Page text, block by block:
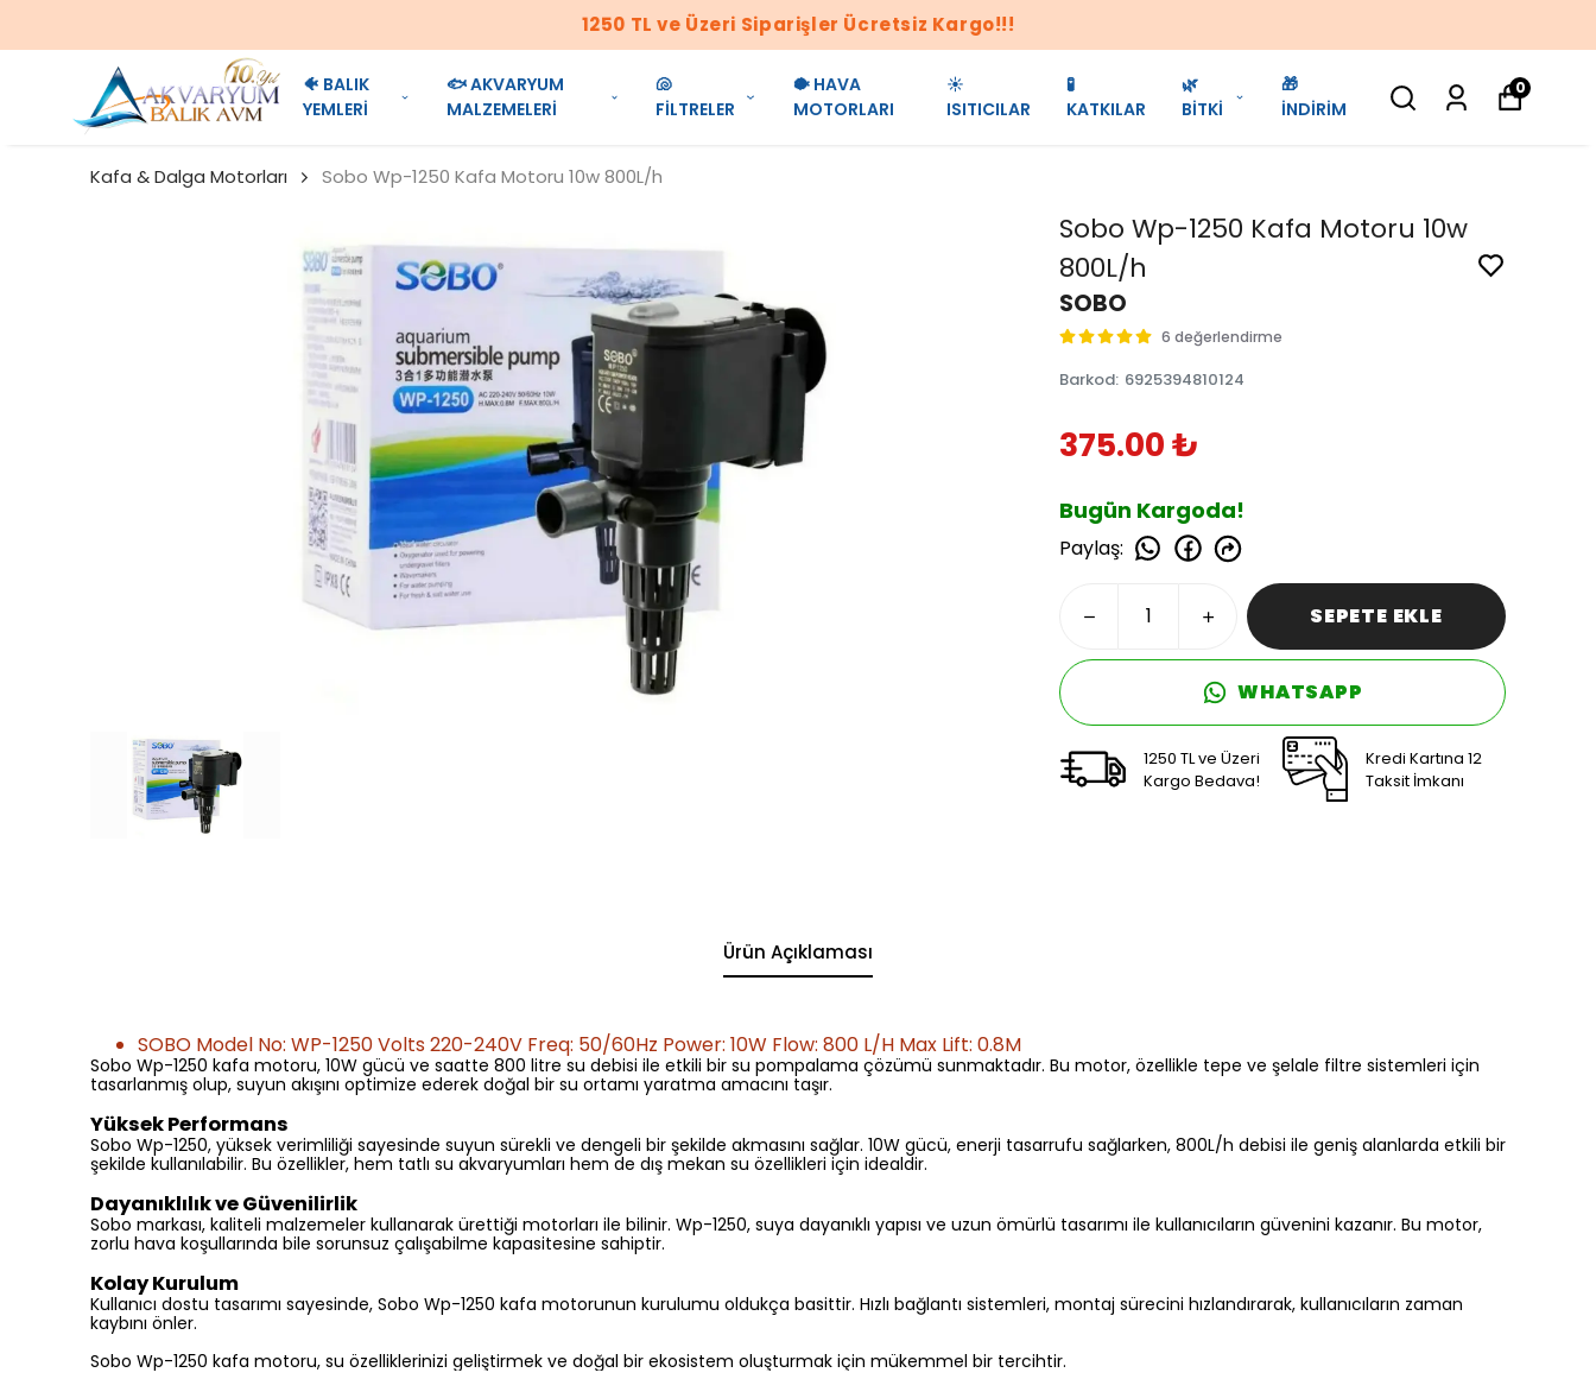
1250 TL ve Üzeri Siparişler Ücretsiz Kargo!!!
🐠 BALIK
YEMLERİ
🐟 AKVARYUM
MALZEMELERİ
🐚
FİLTRELER
🐡 HAVA
MOTORLARI
☀️
ISITICILAR
🧪
KATKILAR
🌿
BİTKİ
🎁
İNDİRİM
0
Kafa & Dalga Motorları Sobo Wp-1250 Kafa Motoru 10w 800L/h
Sobo Wp-1250 Kafa Motoru 10w
800L/h
SOBO
6 değerlendirme
Barkod: 6925394810124
375.00 ₺
Bugün Kargoda!
Paylaş:
SEPETE EKLE
WHATSAPP
1250 TL ve Üzeri
Kargo Bedava!
Kredi Kartına 12
Taksit İmkanı
Ürün Açıklaması
SOBO Model No: WP-1250 Volts 220-240V Freq: 50/60Hz Power: 10W Flow: 800 L/H Max Lift: 0.8M
Sobo Wp-1250 kafa motoru, 10W gücü ve saatte 800 litre su debisi ile etkili bir su pompalama çözümü sunmaktadır. Bu motor, özellikle tepe ve şelale filtre sistemleri için
tasarlanmış olup, suyun akışını optimize ederek doğal bir su ortamı yaratma amacını taşır.
Yüksek Performans
Sobo Wp-1250, yüksek verimliliği sayesinde suyun sürekli ve dengeli bir şekilde akmasını sağlar. 10W gücü, enerji tasarrufu sağlarken, 800L/h debisi ile geniş alanlarda etkili bir
şekilde kullanılabilir. Bu özellikler, hem tatlı su akvaryumları hem de dış mekan su özellikleri için idealdir.
Dayanıklılık ve Güvenilirlik
Sobo markası, kaliteli malzemeler kullanarak ürettiği motorları ile bilinir. Wp-1250, suya dayanıklı yapısı ve uzun ömürlü tasarımı ile kullanıcıların güvenini kazanır. Bu motor,
zorlu hava koşullarında bile sorunsuz çalışabilme kapasitesine sahiptir.
Kolay Kurulum
Kullanıcı dostu tasarımı sayesinde, Sobo Wp-1250 kafa motorunun kurulumu oldukça basittir. Hızlı bağlantı sistemleri, montaj sürecini hızlandırarak, kullanıcıların zaman
kaybını önler.
Sobo Wp-1250 kafa motoru, su özelliklerinizi geliştirmek ve doğal bir ekosistem oluşturmak için mükemmel bir tercihtir.